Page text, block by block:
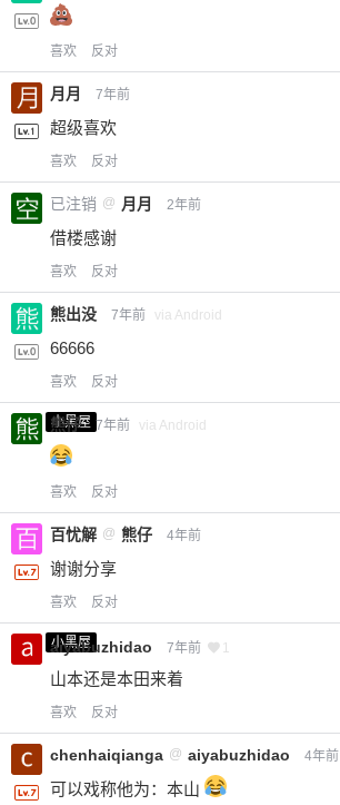
喜欢 反对
月月 7年前
超级喜欢
喜欢 反对
已注销 @ 月月 2年前
借楼感谢
喜欢 反对
熊出没 7年前 via Android
66666
喜欢 反对
小黑屋
熊仔 7年前 via Android
喜欢 反对
百忧解 @ 熊仔 4年前
谢谢分享
喜欢 反对
小黑屋
aiyabuzhidao 7年前 1
山本还是本田来着
喜欢 反对
chenhaiqianga @ aiyabuzhidao 4年前
可以戏称他为：本山